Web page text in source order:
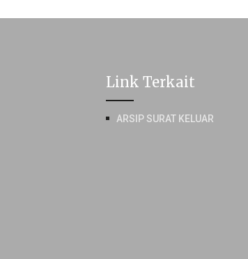
Link Terkait
ARSIP SURAT KELUAR